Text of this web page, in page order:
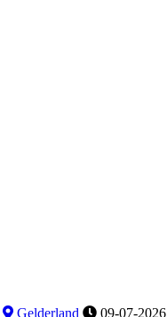
Gelderland 09-07-2026